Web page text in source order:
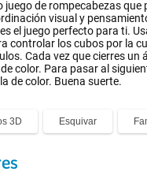
de rompecabezas que
visual y
el juego perfecto para ti.
controlar los cubos por la
Cada vez que cierres un
color. Para pasar al
de color. Buena suerte.
3D Esquivar